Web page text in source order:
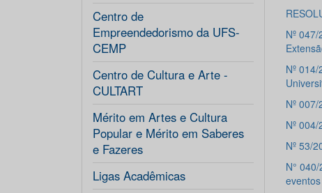
Centro de
Empreendedorismo da UFS-
CEMP
Centro de Cultura e Arte -
CULTART
Mérito em Artes e Cultura
Popular e Mérito em Saberes
e Fazeres
Ligas Acadêmicas
Nº
Nº
Nº
Nº
Nº 53/
N°